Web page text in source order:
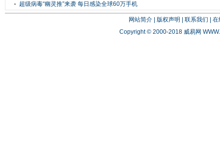
测...
超级病毒“幽灵推”来袭 每日感染全球60万手机
网站简介| 版权声明 联系我们
在
Copyright © 2000-2018 威易网 WWW.